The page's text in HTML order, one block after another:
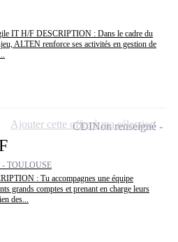
IT H/F DESCRIPTION : Dans le cadre du
ALTEN renforce ses activités en gestion de
- TOULOUSE
: Tu accompagnes une équipe
grands comptes et prenant en charge leurs
des...
CDINon renseigné
Ajouter cette offre à ma sélection